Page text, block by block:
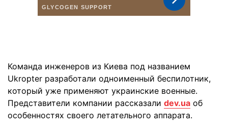
Команда инженеров из Киева под названием
Ukropter разработали одноименный беспилотник,
который уже применяют украинские военные.
Представители компании рассказали dev.ua об
особенностях своего летательного аппарата.